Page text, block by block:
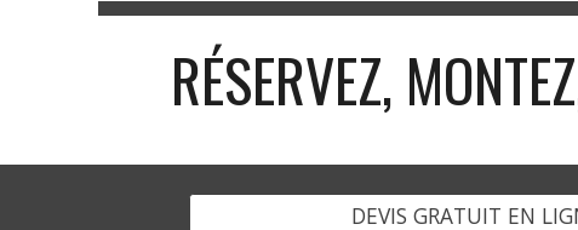
RÉSERVEZ,
DEVIS GRATUIT EN